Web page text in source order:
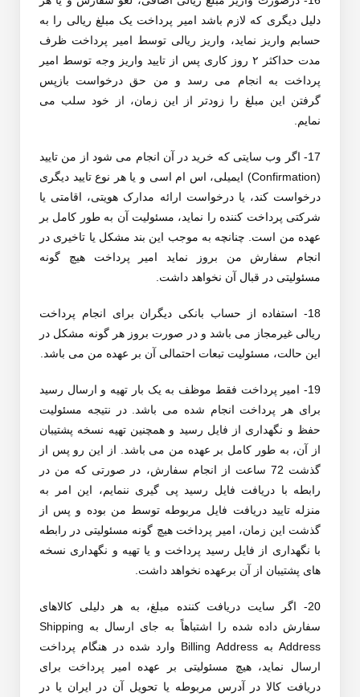
دلیل دیگری که لازم باشد امیر پرداخت یک مبلغ ریالی را به
حسابم واریز نماید، واریز ریالی توسط امیر پرداخت ظرف
مدت حداکثر ۲ روز کاری پس از تایید واریز وجه توسط امیر
پرداخت به انجام می رسد و من حق درخواست بازپس
گرفتن این مبلغ را زودتر از این زمان، از خود سلب می
نمایم.
17- اگر وب سایتی که خرید در آن انجام می شود از من تایید
(Confirmation) ایمیلی، اس ام اسی و یا هر نوع تایید دیگری
درخواست کند، یا درخواست ارائه مدارک هویتی، اقامتی یا
شرکتی پرداخت کننده را نماید، مسئولیت آن به طور کامل بر
عهده من است. چنانچه به موجب این بند مشکل یا تاخیری در
انجام سفارش من بروز نماید امیر پرداخت هیچ گونه
مسئولیتی در قبال آن نخواهد داشت.
18- استفاده از حساب بانکی دیگران برای انجام پرداخت
ریالی غیرمجاز می باشد و در صورت بروز هر گونه مشکل در
این حالت، مسئولیت تبعات احتمالی آن بر عهده من می باشد.
19- امیر پرداخت فقط موظف به یک بار تهیه و ارسال رسید
برای هر پرداخت انجام شده می باشد. در نتیجه مسئولیت
حفظ و نگهداری از فایل رسید و همچنین تهیه نسخه پشتیبان
از آن، به طور کامل بر عهده من می باشد. از این رو پس از
گذشت 72 ساعت از انجام سفارش، در صورتی که من در
رابطه با دریافت فایل رسید پی گیری ننمایم، این امر به
منزله تایید دریافت فایل مربوطه توسط من بوده و پس از
گذشت این زمان، امیر پرداخت هیچ گونه مسئولیتی در رابطه
با نگهداری از فایل رسید پرداخت و یا تهیه و نگهداری نسخه
های پشتیبان از آن برعهده نخواهد داشت.
20- اگر سایت دریافت کننده مبلغ، به هر دلیلی کالاهای
سفارش داده شده را اشتباهاً به جای ارسال به Shipping
Address به Billing Address وارد شده در هنگام پرداخت
ارسال نماید، هیچ مسئولیتی بر عهده امیر پرداخت برای
دریافت کالا در آدرس مربوطه یا تحویل آن در ایران یا در